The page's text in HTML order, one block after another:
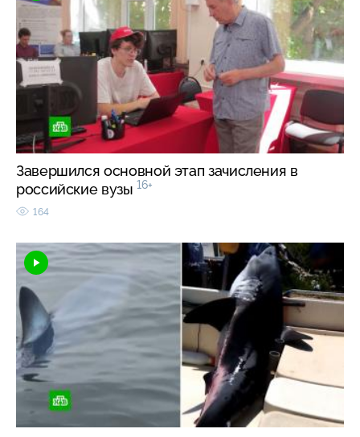
Завершился основной этап зачисления в
российские вузы 16+
164